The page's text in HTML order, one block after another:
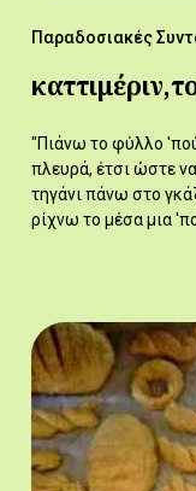
Παραδοσιακές
"Πιάνω το φύλλο
πλευρά, έτσι ώστε
τηγάνι πάνω στο
ρίχνω το μέσα μια